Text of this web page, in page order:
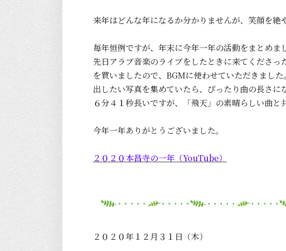
来年はどんな年になるか分かりませんが、笑顔を絶
毎年恒例ですが、年末に今年一年の活動をまとめま
先日アラブ音楽のライブをしたときに来てくださ
を買いましたので、BGMに使わせていただきました
出したい写真を集めていたら、ぴったり曲の長さ
６分４１秒長いですが、「飛天」の素晴らしい曲と
今年一年ありがとうございました。
２０２０本昌寺の一年（YouTube）
２０２０年１２月３１日（木）